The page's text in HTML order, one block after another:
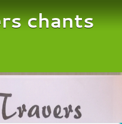
chants